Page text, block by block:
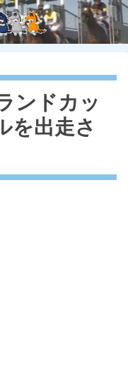
ンドカッ
を出走さ